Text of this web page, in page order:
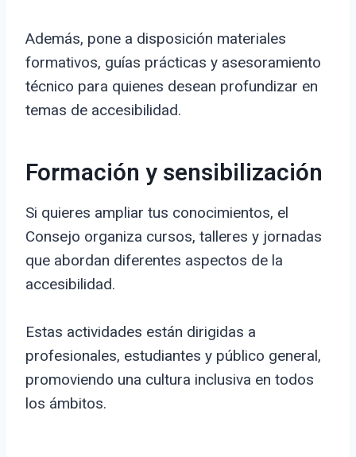
Además, pone a disposición materiales
formativos, guías prácticas y asesoramiento
técnico para quienes desean profundizar en
temas de accesibilidad.
Formación y sensibilización
Si quieres ampliar tus conocimientos, el
Consejo organiza cursos, talleres y jornadas
que abordan diferentes aspectos de la
accesibilidad.
Estas actividades están dirigidas a
profesionales, estudiantes y público general,
promoviendo una cultura inclusiva en todos
los ámbitos.